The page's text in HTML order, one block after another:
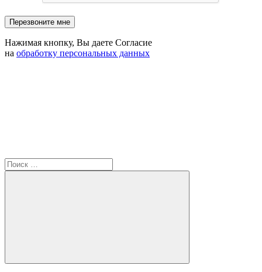
Нажимая кнопку, Вы даете Согласие
на обработку персональных данных